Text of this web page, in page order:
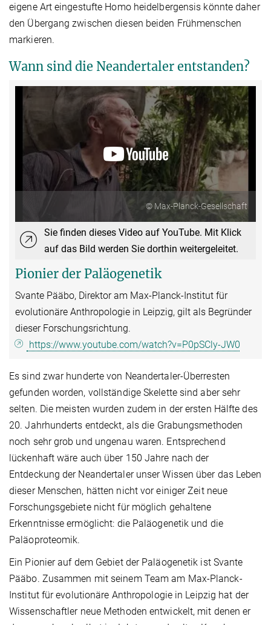
eigene Art eingestufte Homo heidelbergensis könnte daher
den Übergang zwischen diesen beiden Frühmenschen
markieren.
Wann sind die Neandertaler entstanden?
© Max-Planck-Gesellschaft
Sie finden dieses Video auf YouTube. Mit Klick
auf das Bild werden Sie dorthin weitergeleitet.
Pionier der Paläogenetik
Svante Pääbo, Direktor am Max-Planck-Institut für
evolutionäre Anthropologie in Leipzig, gilt als Begründer
dieser Forschungsrichtung.
https://www.youtube.com/watch?v=P0pSCly-JW0
Es sind zwar hunderte von Neandertaler-Überresten
gefunden worden, vollständige Skelette sind aber sehr
selten. Die meisten wurden zudem in der ersten Hälfte des
20. Jahrhunderts entdeckt, als die Grabungsmethoden
noch sehr grob und ungenau waren. Entsprechend
lückenhaft wäre auch über 150 Jahre nach der
Entdeckung der Neandertaler unser Wissen über das Leben
dieser Menschen, hätten nicht vor einiger Zeit neue
Forschungsgebiete nicht für möglich gehaltene
Erkenntnisse ermöglicht: die Paläogenetik und die
Paläoproteomik.
Ein Pionier auf dem Gebiet der Paläogenetik ist Svante
Pääbo. Zusammen mit seinem Team am Max-Planck-
Institut für evolutionäre Anthropologie in Leipzig hat der
Wissenschaftler neue Methoden entwickelt, mit denen er